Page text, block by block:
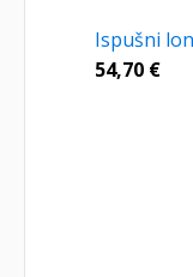
Ispušni
54,70 €